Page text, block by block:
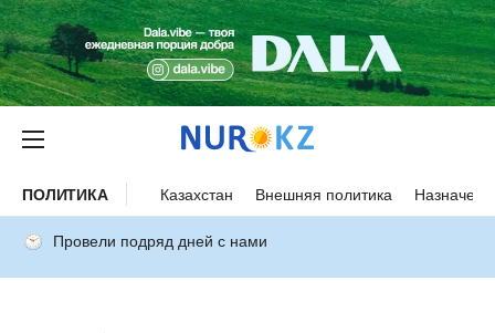
ПОЛИТИКА Казахстан Внешняя политика
Провели подряд дней с нами